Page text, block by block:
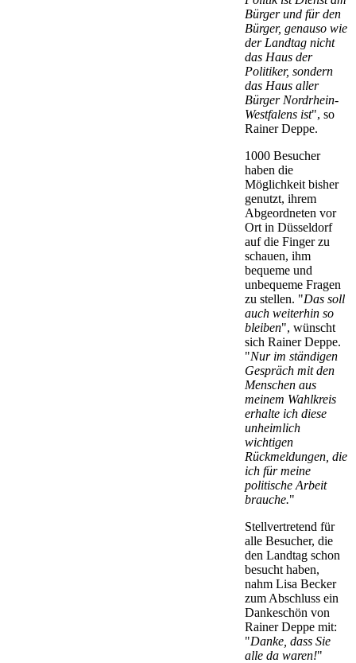
Bürger und für den
Bürger, genauso wie
der Landtag nicht
das Haus der
Politiker, sondern
das Haus aller
Bürger Nordrhein-
Westfalens ist", so
Rainer Deppe.
1000 Besucher
haben die
Möglichkeit bisher
genutzt, ihrem
Abgeordneten vor
Ort in Düsseldorf
auf die Finger zu
schauen, ihm
bequeme und
unbequeme Fragen
zu stellen. "Das soll
auch weiterhin so
bleiben", wünscht
sich Rainer Deppe.
"Nur im ständigen
Gespräch mit den
Menschen aus
meinem Wahlkreis
erhalte ich diese
unheimlich
wichtigen
Rückmeldungen, die
ich für meine
politische Arbeit
brauche."
Stellvertretend für
alle Besucher, die
den Landtag schon
besucht haben,
nahm Lisa Becker
zum Abschluss ein
Dankeschön von
Rainer Deppe mit:
"Danke, dass Sie
alle da waren!"